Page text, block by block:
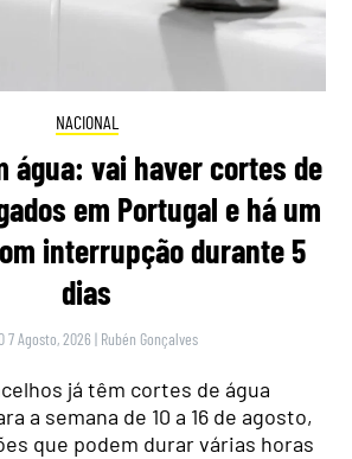
NACIONAL
água: vai haver cortes de
em Portugal e há um
interrupção durante 5
dias
7 Agosto, 2026 | Rubén Gonçalves
já têm cortes de água
a semana de 10 a 16 de agosto,
que podem durar várias horas